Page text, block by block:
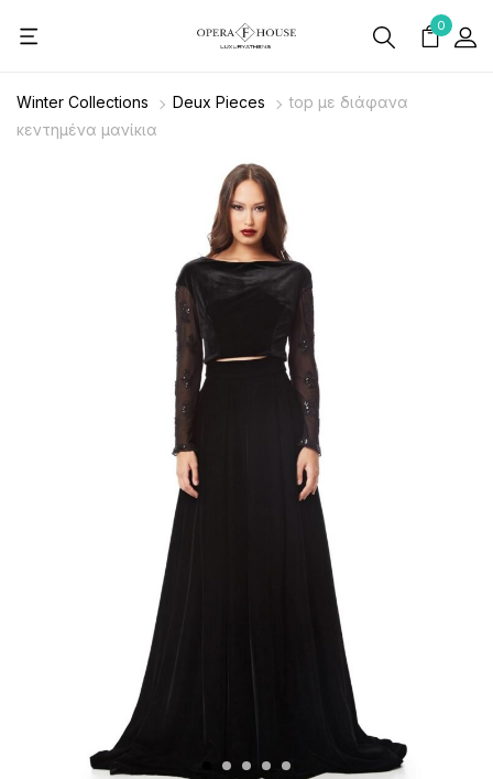
0
Winter Collections Deux Pieces
top με διάφανα
κεντημένα μανίκια